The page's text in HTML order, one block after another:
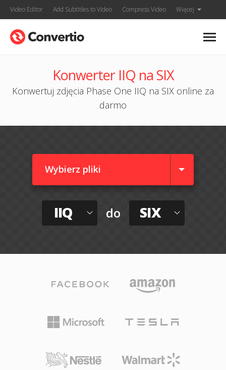
Video Editor Add Subtitles to Video Compress Video Więcej
Konwerter IIQ na SIX
Konwertuj zdjęcia Phase One IIQ na SIX online za
darmo
Wybierz pliki
IIQ do SIX